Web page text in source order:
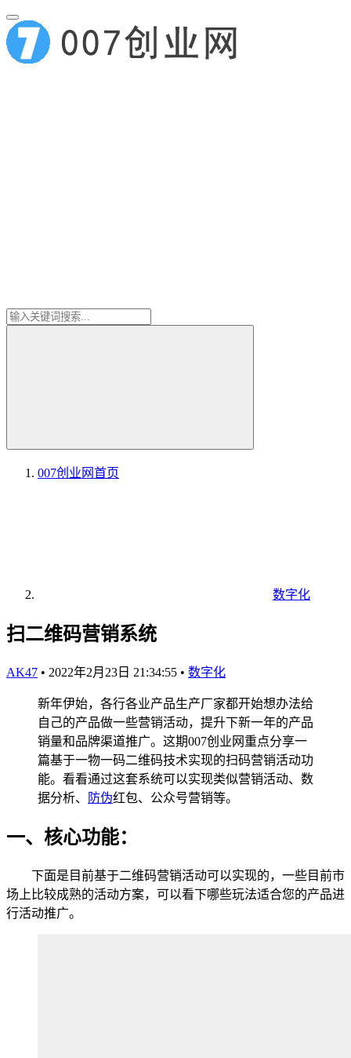
007创业网首页
数字化
扫二维码营销系统
AK47 • 2022年2月23日 21:34:55 • 数字化
新年伊始，各行各业产品生产厂家都开始想办法给
自己的产品做一些营销活动，提升下新一年的产品
销量和品牌渠道推广。这期007创业网重点分享一
篇基于一物一码二维码技术实现的扫码营销活动功
能。看看通过这套系统可以实现类似营销活动、数
据分析、
防伪红包、公众号营销等。
一、核心功能：
下面是目前基于二维码营销活动可以实现的，一些目前市
场上比较成熟的活动方案，可以看下哪些玩法适合您的产品进
行活动推广。